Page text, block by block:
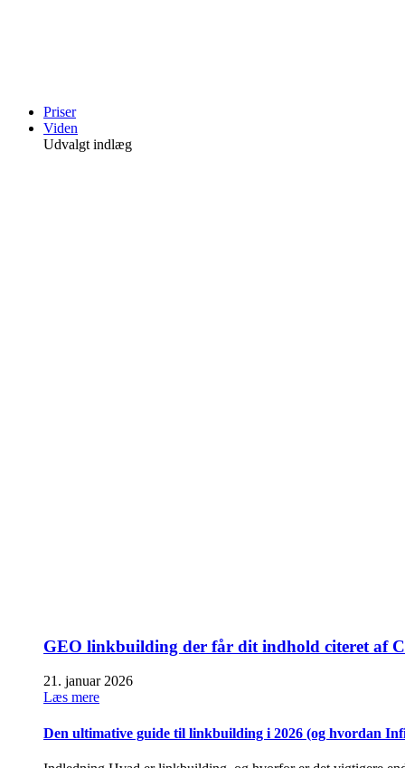
Priser
Viden
Udvalgt indlæg
GEO linkbuilding der får dit indhold citeret af
21. januar 2026
Læs mere
Den ultimative guide til linkbuilding i 2026 (og hvordan